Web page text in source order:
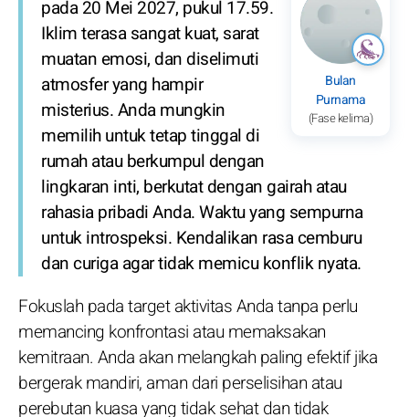
Bulan
Purnama
(Fase kelima)
pada 20 Mei 2027, pukul 17.59.
Iklim terasa sangat kuat, sarat
muatan emosi, dan diselimuti
atmosfer yang hampir
misterius. Anda mungkin
memilih untuk tetap tinggal di
rumah atau berkumpul dengan
lingkaran inti, berkutat dengan gairah atau
rahasia pribadi Anda. Waktu yang sempurna
untuk introspeksi. Kendalikan rasa cemburu
dan curiga agar tidak memicu konflik nyata.
Fokuslah pada target aktivitas Anda tanpa perlu
memancing konfrontasi atau memaksakan
kemitraan. Anda akan melangkah paling efektif jika
bergerak mandiri, aman dari perselisihan atau
perebutan kuasa yang tidak sehat dan tidak